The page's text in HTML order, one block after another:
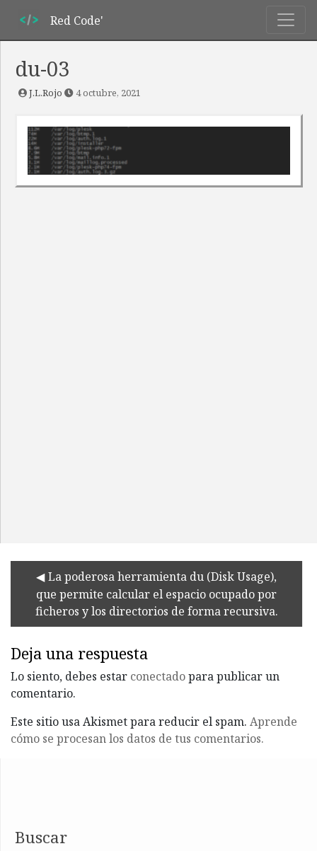
Red Code'
du-03
J.L.Rojo 4 octubre, 2021
La poderosa herramienta du (Disk Usage),
que permite calcular el espacio ocupado por
ficheros y los directorios de forma recursiva.
Deja una respuesta
Lo siento, debes estar conectadopara publicar un
comentario.
Este sitio usa Akismet para reducir el spam. Aprende
cómo se procesan los datos de tus comentarios.
Buscar